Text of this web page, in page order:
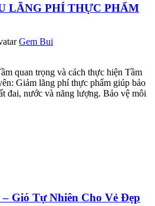
LÃNG PHÍ THỰC PHẨM
Gem Bui
quan trọng và cách thực hiện Tầm
Giảm lãng phí thực phẩm giúp bảo
đai, nước và năng lượng. Bảo vệ môi
Gió Tự Nhiên Cho Vẻ Đẹp